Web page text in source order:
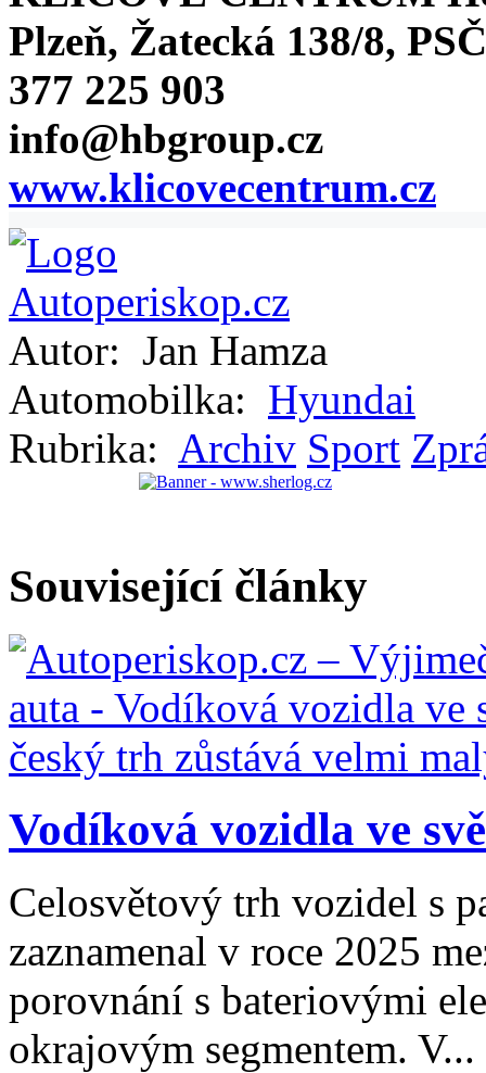
Plzeň, Žatecká 138/8,
377 225 903
info@hbgroup.cz
www.klicovecentrum.cz
Autor: Jan Hamza
Automobilka: Hyundai
Rubrika: Archiv Sport
Související články
Vodíková vozidla ve
Celosvětový trh vozidel s
zaznamenal v roce 2025
porovnání s bateriovými
okrajovým segmentem. V...